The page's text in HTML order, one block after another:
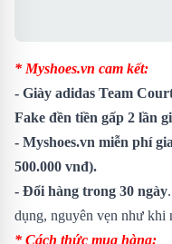
* Myshoes.vn cam kết:
- Giày adidas Team
Fake đền tiền gấp 2 lần
- Myshoes.vn miễn phí
500.000 vnđ).
- Đổi hàng trong 30 ngày
dụng, nguyên vẹn như khi
* Cách thức mua hàng: